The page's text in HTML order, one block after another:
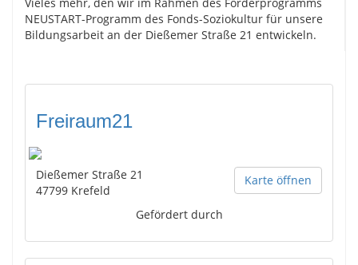
NEUSTART-Programm des Fonds-Soziokultur für unsere
Bildungsarbeit an der Dießemer Straße 21 entwickeln.
Freiraum21
Karte öffnen
Dießemer Straße 21
47799 Krefeld
Gefördert durch